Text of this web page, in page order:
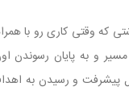
که وقتی کاری رو با
و به پایان رسوندن
پیشرفت و رسیدن به